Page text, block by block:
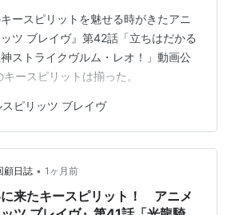
ースピリットを魅せる時がきたアニ
ツ ブレイヴ』第42話「立ちはだかる
ストライクヴルム・レオ！」動画公
ースピリットは揃った。
ピリッツ ブレイヴ
顧日誌 • 1ヶ月前
に来たキースピリット！ アニメ